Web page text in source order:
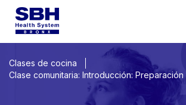
Servicios
Pacientes & Visitantes
Bienestar Comunitario
Clases de cocina
Clase comunitaria: Introducción: